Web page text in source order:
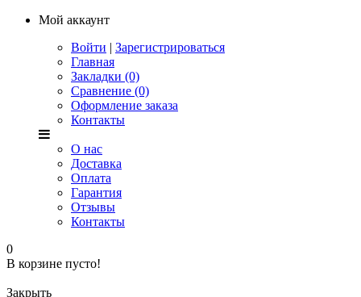
Мой аккаунт
Войти | Зарегистрироваться
Главная
Закладки (0)
Сравнение (0)
Оформление заказа
Контакты
О нас
Доставка
Оплата
Гарантия
Отзывы
Контакты
0
В корзине пусто!
Закрыть